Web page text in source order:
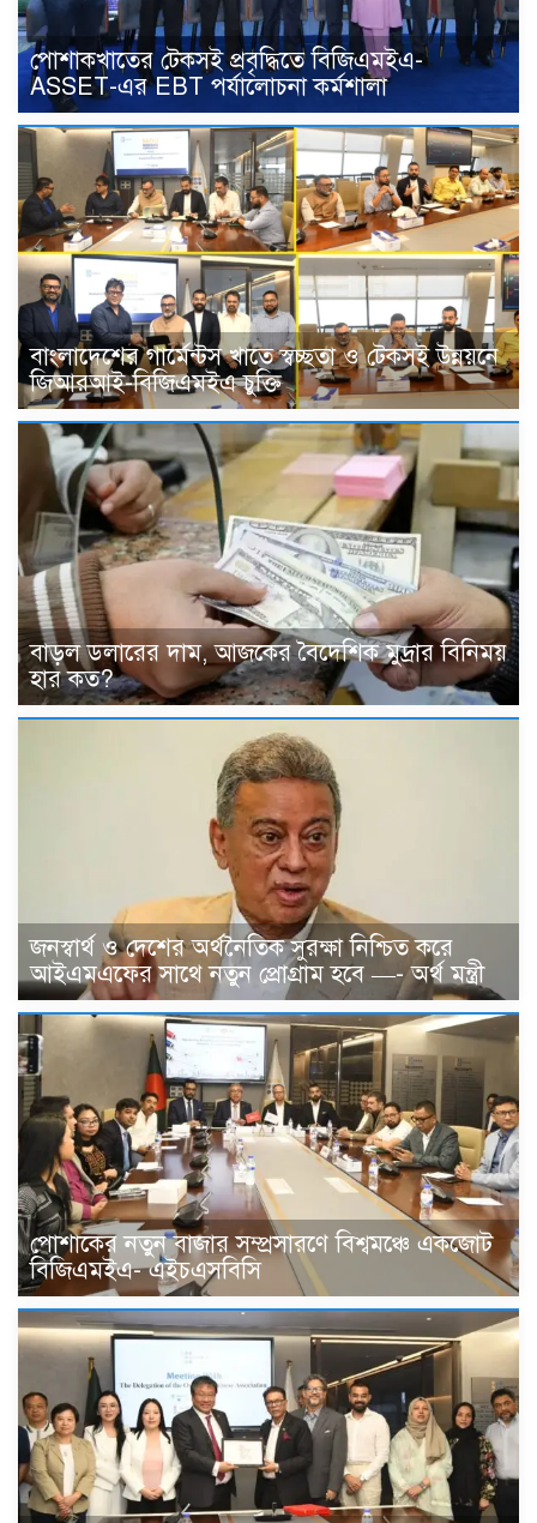
পোশাকখাতের টেকসই প্রবৃদ্ধিতে বিজিএমইএ-
ASSET-এর EBT পর্যালোচনা কর্মশালা
বাংলাদেশের গার্মেন্টস খাতে স্বচ্ছতা ও টেকসই উন্নয়নে
জিআরআই-বিজিএমইএ চুক্তি
বাড়ল ডলারের দাম, আজকের বৈদেশিক মুদ্রার বিনিময়
হার কত?
জনস্বার্থ ও দেশের অর্থনৈতিক সুরক্ষা নিশ্চিত করে
আইএমএফের সাথে নতুন প্রোগ্রাম হবে —- অর্থ মন্ত্রী
পোশাকের নতুন বাজার সম্প্রসারণে বিশ্বমঞ্চে একজোট
বিজিএমইএ- এইচএসবিসি